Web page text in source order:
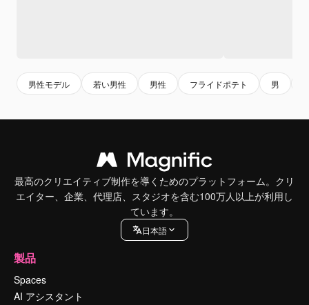
男性モデル 若い男性 男性 フライドポテト 男
最高のクリエイティブ制作を導くためのプラットフォーム。クリ
エイター、企業、代理店、スタジオを含む100万人以上が利用し
ています。
日本語
製品
Spaces
AI アシスタント